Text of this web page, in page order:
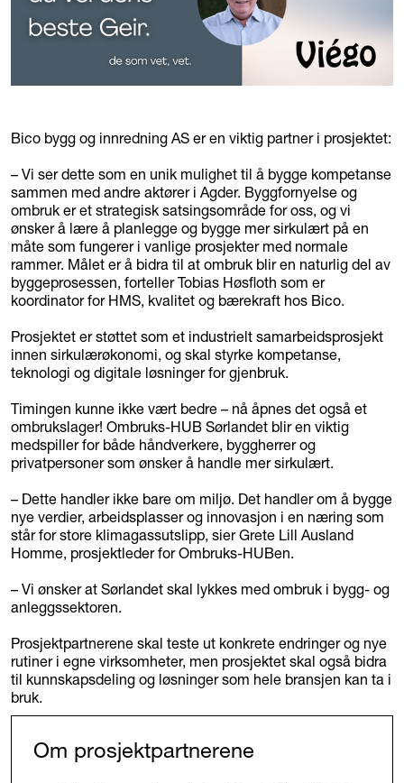
Bico bygg og innredning AS er en viktig partner i prosjektet:
– Vi ser dette som en unik mulighet til å bygge kompetanse
sammen med andre aktører i Agder. Byggfornyelse og
ombruk er et strategisk satsingsområde for oss, og vi
ønsker å lære å planlegge og bygge mer sirkulært på en
måte som fungerer i vanlige prosjekter med normale
rammer. Målet er å bidra til at ombruk blir en naturlig del av
byggeprosessen, forteller Tobias Høsfloth som er
koordinator for HMS, kvalitet og bærekraft hos Bico.
Prosjektet er støttet som et industrielt samarbeidsprosjekt
innen sirkulærøkonomi, og skal styrke kompetanse,
teknologi og digitale løsninger for gjenbruk.
Timingen kunne ikke vært bedre – nå åpnes det også et
ombrukslager! Ombruks-HUB Sørlandet blir en viktig
medspiller for både håndverkere, byggherrer og
privatpersoner som ønsker å handle mer sirkulært.
– Dette handler ikke bare om miljø. Det handler om å bygge
nye verdier, arbeidsplasser og innovasjon i en næring som
står for store klimagassutslipp, sier Grete Lill Ausland
Homme, prosjektleder for Ombruks-HUBen.
– Vi ønsker at Sørlandet skal lykkes med ombruk i bygg- og
anleggssektoren.
Prosjektpartnerene skal teste ut konkrete endringer og nye
rutiner i egne virksomheter, men prosjektet skal også bidra
til kunnskapsdeling og løsninger som hele bransjen kan ta i
bruk.
Om prosjektpartnerene